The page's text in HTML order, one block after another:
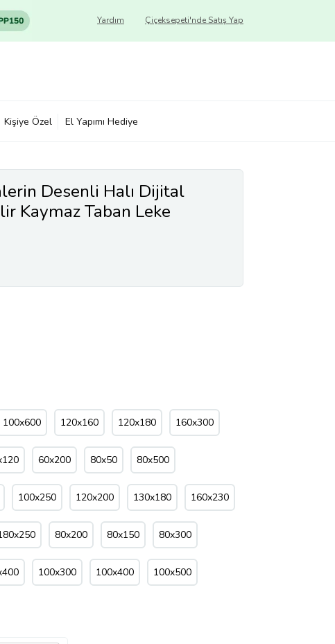
Çiçeksepeti'nde Satış Yap
Yardım
Kişiye Özel El Yapımı Hediye
Desenli Halı Dijital
Kaymaz Taban Leke
Halı (Beyaz)
100x600 120x160 120x180 160x300
60x200 80x50 80x500
100x250 120x200 130x180 160x230
80x200 80x150 80x300
100x300 100x400 100x500